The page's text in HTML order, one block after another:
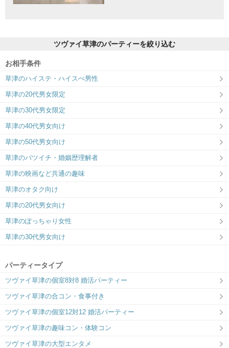
ツヴァイ草津のパーティーを絞り込む
お相手条件
草津のハイステ・ハイスぺ男性
草津の20代男女限定
草津の30代男女限定
草津の40代男女向け
草津の50代男女向け
草津のバツイチ・婚姻歴理解者
草津の映画など共通の趣味
草津のオタク向け
草津の20代男女向け
草津のぽっちゃり女性
草津の30代男女向け
パーティータイプ
ツヴァイ草津の個室8対8 婚活パーティー
ツヴァイ草津の合コン・食事付き
ツヴァイ草津の個室12対12 婚活パーティー
ツヴァイ草津の趣味コン・体験コン
ツヴァイ草津の大型エンタメ